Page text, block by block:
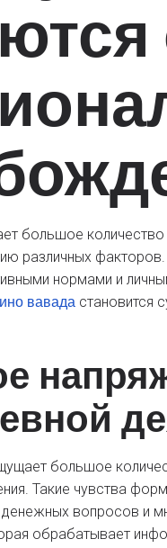
большое количество
различных
нормами и
вавада становится
большое
Такие чувства
вопросов и
обрабатывает